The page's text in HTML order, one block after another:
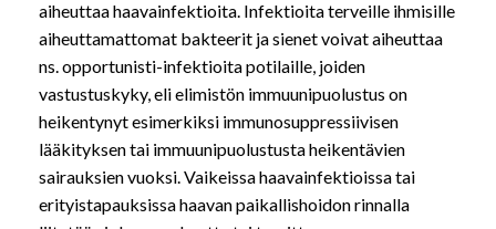
aiheuttaa haavainfektioita. Infektioita terveille ihmisille
aiheuttamattomat bakteerit ja sienet voivat aiheuttaa
ns. opportunisti-infektioita potilaille, joiden
vastustuskyky, eli elimistön immuunipuolustus on
heikentynyt esimerkiksi immunosuppressiivisen
lääkityksen tai immuunipuolustusta heikentävien
sairauksien vuoksi. Vaikeissa haavainfektioissa tai
erityistapauksissa haavan paikallishoidon rinnalla